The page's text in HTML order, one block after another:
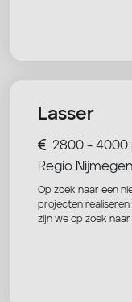
Lasser
2800 - 4000
Regio Nijmegen
Op zoek naar een
projecten
zijn we op zoek naar